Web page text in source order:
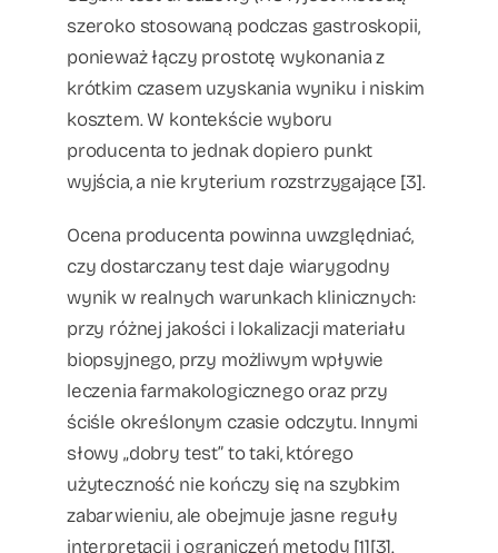
szeroko stosowaną podczas gastroskopii,
ponieważ łączy prostotę wykonania z
krótkim czasem uzyskania wyniku i niskim
kosztem. W kontekście wyboru
producenta to jednak dopiero punkt
wyjścia, a nie kryterium rozstrzygające [3].
Ocena producenta powinna uwzględniać,
czy dostarczany test daje wiarygodny
wynik w realnych warunkach klinicznych:
przy różnej jakości i lokalizacji materiału
biopsyjnego, przy możliwym wpływie
leczenia farmakologicznego oraz przy
ściśle określonym czasie odczytu. Innymi
słowy „dobry test” to taki, którego
użyteczność nie kończy się na szybkim
zabarwieniu, ale obejmuje jasne reguły
interpretacji i ograniczeń metody [1][3].